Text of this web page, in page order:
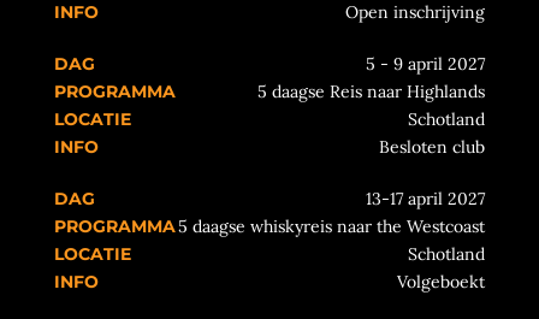
Open inschrijving
5 - 9 april 2027
5 daagse Reis naar Highlands
Schotland
Besloten club
13-17 april 2027
5 daagse whiskyreis naar the Westcoast
Schotland
Volgeboekt